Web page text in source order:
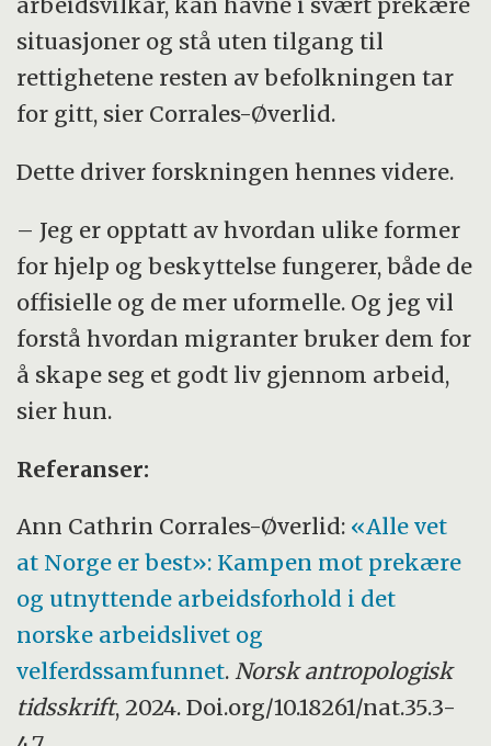
situasjoner og stå uten tilgang til
rettighetene resten av befolkningen tar
for gitt, sier Corrales-Øverlid.
Dette driver forskningen hennes videre.
– Jeg er opptatt av hvordan ulike former
for hjelp og beskyttelse fungerer, både de
offisielle og de mer uformelle. Og jeg vil
forstå hvordan migranter bruker dem for
å skape seg et godt liv gjennom arbeid,
sier hun.
Referanser:
Ann Cathrin Corrales-Øverlid: «Alle vet
at Norge er best»: Kampen mot prekære
og utnyttende arbeidsforhold i det
norske arbeidslivet og
velferdssamfunnet.Norsk antropologisk
tidsskrift, 2024. Doi.org/10.18261/nat.35.3-